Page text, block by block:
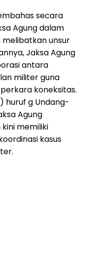
secara
Agung dalam
unsur
Jaksa Agung
antara
militer guna
koneksitas.
huruf g Undang-
Agung
memiliki
kasus